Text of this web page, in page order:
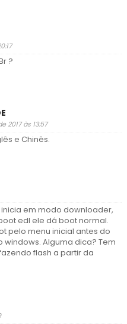
?
2017 às 13:57
e Chinês.
em modo downloader,
edl ele dá boot normal.
pelo menu inicial antes do
windows. Alguma dica? Tem
flash a partir da